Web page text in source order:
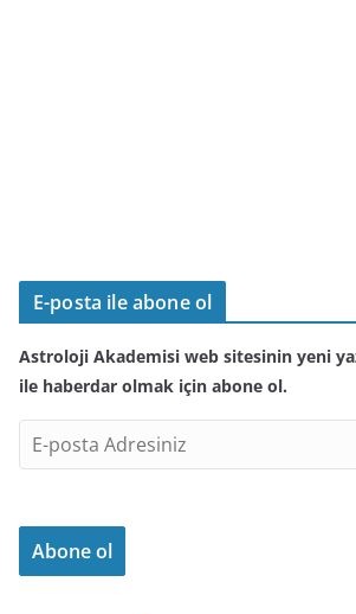
E-posta ile abone ol
Astroloji Akademisi web sitesinin yeni
ile haberdar olmak için abone ol.
-
o
t
Abone ol